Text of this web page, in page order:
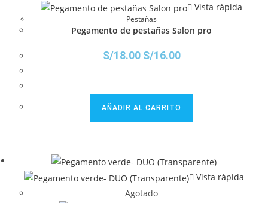
Vista rápida
Pestañas
Pegamento de pestañas Salon pro
S/18.00 S/16.00
AÑADIR AL CARRITO
Vista rápida
Agotado